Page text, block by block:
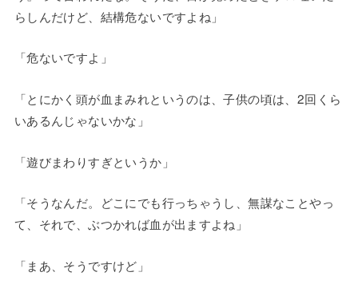
らしんだけど、結構危ないですよね」
「危ないですよ」
「とにかく頭が血まみれというのは、子供の頃は、2回くら
いあるんじゃないかな」
「遊びまわりすぎというか」
「そうなんだ。どこにでも行っちゃうし、無謀なことやっ
て、それで、ぶつかれば血が出ますよね」
「まあ、そうですけど」